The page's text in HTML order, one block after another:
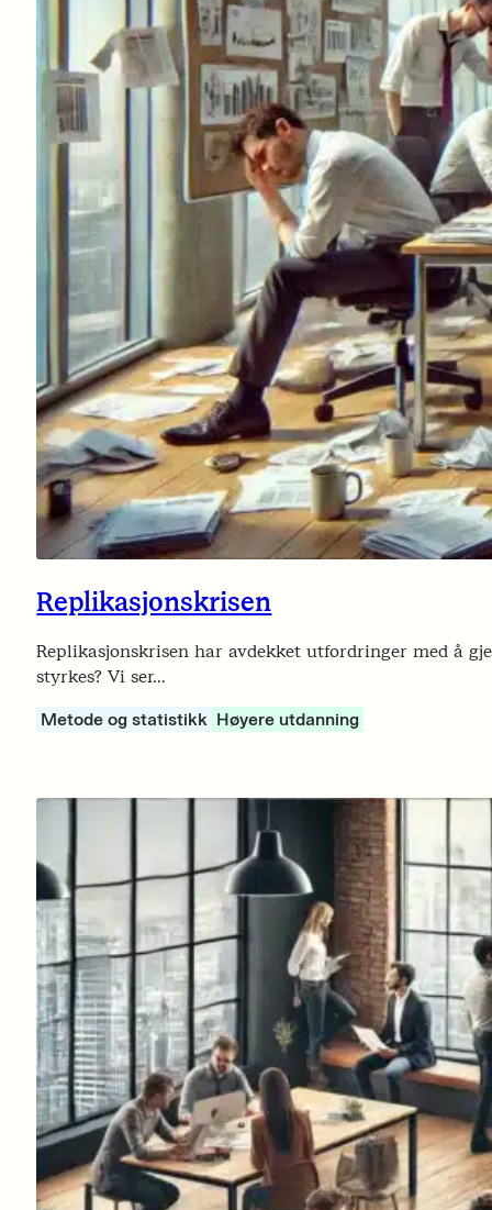
Replikasjonskrisen
Replikasjonskrisen har avdekket utfordringer med å
styrkes? Vi ser…
Metode og statistikk Høyere utdanning